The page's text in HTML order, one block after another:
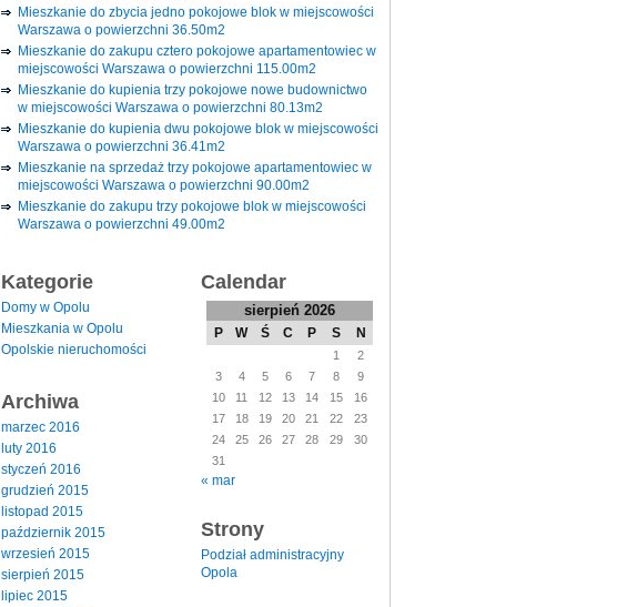
Mieszkanie do zbycia jedno pokojowe blok w miejscowości
Warszawa o powierzchni 36.50m2
Mieszkanie do zakupu cztero pokojowe apartamentowiec w
miejscowości Warszawa o powierzchni 115.00m2
Mieszkanie do kupienia trzy pokojowe nowe budownictwo
w miejscowości Warszawa o powierzchni 80.13m2
Mieszkanie do kupienia dwu pokojowe blok w miejscowości
Warszawa o powierzchni 36.41m2
Mieszkanie na sprzedaż trzy pokojowe apartamentowiec w
miejscowości Warszawa o powierzchni 90.00m2
Mieszkanie do zakupu trzy pokojowe blok w miejscowości
Warszawa o powierzchni 49.00m2
Kategorie
Domy w Opolu
Mieszkania w Opolu
Opolskie nieruchomości
Archiwa
marzec 2016
luty 2016
styczeń 2016
grudzień 2015
listopad 2015
październik 2015
wrzesień 2015
sierpień 2015
lipiec 2015
Calendar
sierpień 2026
P W Ś C P S N
1
2
3
4 5 6 7 8
9
10
11 12 13 14 15
16
17
18 19 20 21 22
23
24
25 26 27 28 29
30
31
« mar
Strony
Podział administracyjny
Opola